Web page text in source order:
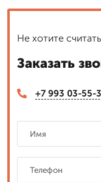
Не хотите
Заказать
+7 993 03-55-